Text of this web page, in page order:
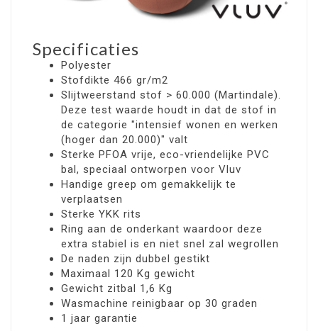
Specificaties
Polyester
Stofdikte 466 gr/m2
Slijtweerstand stof > 60.000 (Martindale).
Deze test waarde houdt in dat de stof in
de categorie "intensief wonen en werken
(hoger dan 20.000)" valt
Sterke PFOA vrije, eco-vriendelijke PVC
bal, speciaal ontworpen voor Vluv
Handige greep om gemakkelijk te
verplaatsen
Sterke YKK rits
Ring aan de onderkant waardoor deze
extra stabiel is en niet snel zal wegrollen
De naden zijn dubbel gestikt
Maximaal 120 Kg gewicht
Gewicht zitbal 1,6 Kg
Wasmachine reinigbaar op 30 graden
1 jaar garantie